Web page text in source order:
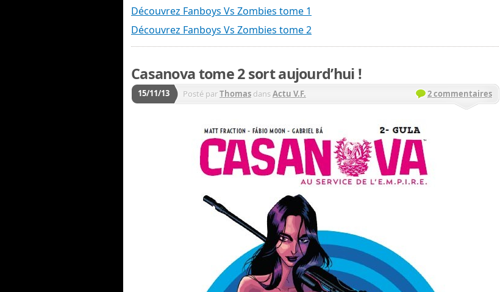
Découvrez Fanboys Vs Zombies tome 1
Découvrez Fanboys Vs Zombies tome 2
Casanova tome 2 sort aujourd’hui !
15/11/13 Posté parThomas dansActu V.F. 2 commentaires